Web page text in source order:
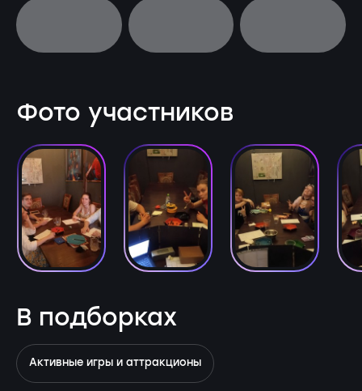
Фото участников
В подборках
Активные игры и аттракционы